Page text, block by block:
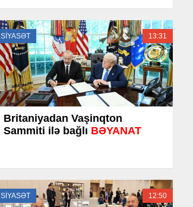
SİYASƏT 13:31
Britaniyadan Vaşinqton
Sammiti ilə bağlı BƏYANAT
SİYASƏT 12:50